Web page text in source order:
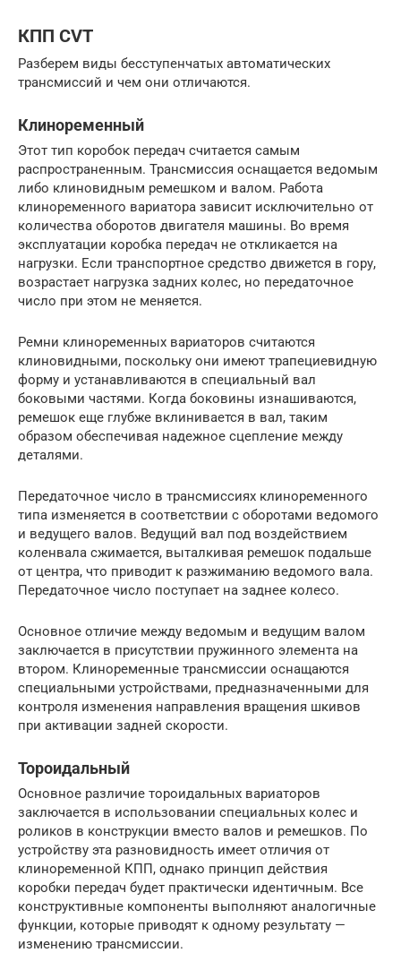
КПП CVT
Разберем виды бесступенчатых автоматических
трансмиссий и чем они отличаются.
Клиноременный
Этот тип коробок передач считается самым
распространенным. Трансмиссия оснащается ведомым
либо клиновидным ремешком и валом. Работа
клиноременного вариатора зависит исключительно от
количества оборотов двигателя машины. Во время
эксплуатации коробка передач не откликается на
нагрузки. Если транспортное средство движется в гору,
возрастает нагрузка задних колес, но передаточное
число при этом не меняется.
Ремни клиноременных вариаторов считаются
клиновидными, поскольку они имеют трапециевидную
форму и устанавливаются в специальный вал
боковыми частями. Когда боковины изнашиваются,
ремешок еще глубже вклинивается в вал, таким
образом обеспечивая надежное сцепление между
деталями.
Передаточное число в трансмиссиях клиноременного
типа изменяется в соответствии с оборотами ведомого
и ведущего валов. Ведущий вал под воздействием
коленвала сжимается, выталкивая ремешок подальше
от центра, что приводит к разжиманию ведомого вала.
Передаточное число поступает на заднее колесо.
Основное отличие между ведомым и ведущим валом
заключается в присутствии пружинного элемента на
втором. Клиноременные трансмиссии оснащаются
специальными устройствами, предназначенными для
контроля изменения направления вращения шкивов
при активации задней скорости.
Тороидальный
Основное различие тороидальных вариаторов
заключается в использовании специальных колес и
роликов в конструкции вместо валов и ремешков. По
устройству эта разновидность имеет отличия от
клиноременной КПП, однако принцип действия
коробки передач будет практически идентичным. Все
конструктивные компоненты выполняют аналогичные
функции, которые приводят к одному результату —
изменению трансмиссии.